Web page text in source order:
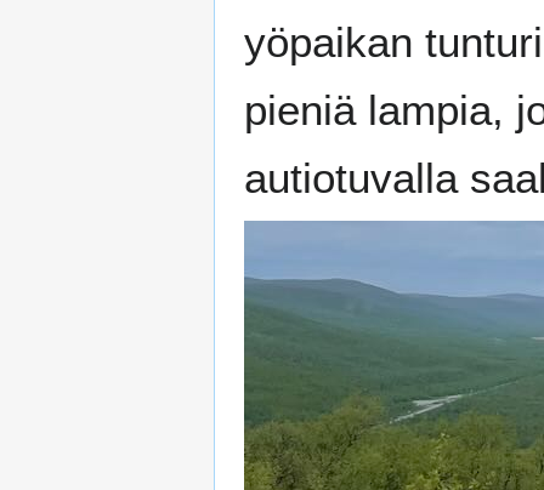
yöpaikan
pieniä lampia,
autiotuvalla